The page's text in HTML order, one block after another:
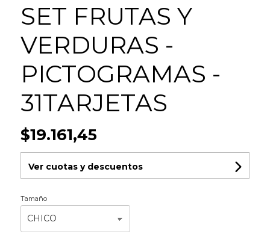
SET FRUTAS Y
VERDURAS -
PICTOGRAMAS -
31TARJETAS
$19.161,45
Ver cuotas y descuentos
Tamaño